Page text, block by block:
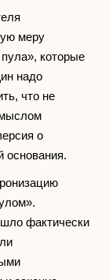
меру
которые
надо
что не
о
основания.
фактически